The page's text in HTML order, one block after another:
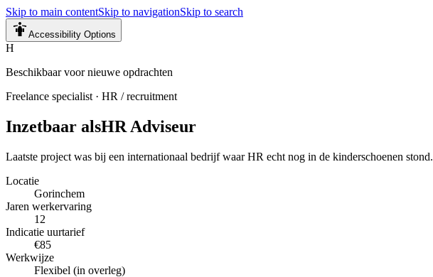
Skip to main contentSkip to navigationSkip to search
Accessibility Options
H
Beschikbaar voor nieuwe opdrachten
Freelance specialist · HR / recruitment
Inzetbaar alsHR Adviseur
Laatste project was bij een internationaal bedrijf waar HR echt nog in de kinderschoenen stond.
Locatie
Gorinchem
Jaren werkervaring
12
Indicatie uurtarief
€85
Werkwijze
Flexibel (in overleg)